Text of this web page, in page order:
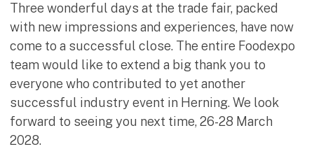
Three wonderful days at the trade fair, packed
with new impressions and experiences, have now
come to a successful close. The entire Foodexpo
team would like to extend a big thank you to
everyone who contributed to yet another
successful industry event in Herning. We look
forward to seeing you next time, 26-28 March
2028.